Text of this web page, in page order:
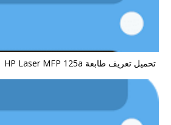
تحميل تعريف طابعة HP Laser MFP 125a